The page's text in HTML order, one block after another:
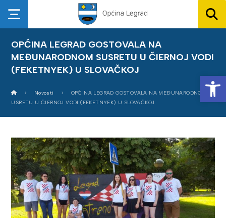
OPĆINA LEGRAD GOSTOVALA NA
MEĐUNARODNOM SUSRETU U ČIERNOJ VODI
(FEKETNYEK) U SLOVAČKOJ
Novosti
OPĆINA LEGRAD GOSTOVALA NA MEĐUNARODNOM S
USRETU U ČIERNOJ VODI (FEKETNYEK) U SLOVAČKOJ